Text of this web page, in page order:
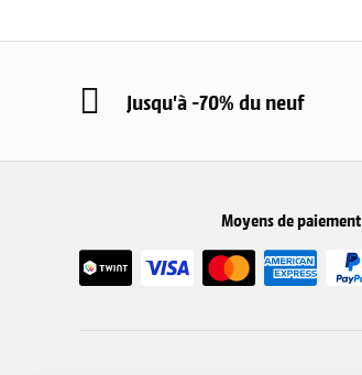
Jusqu'à -70% du neuf
Moyens de paiement